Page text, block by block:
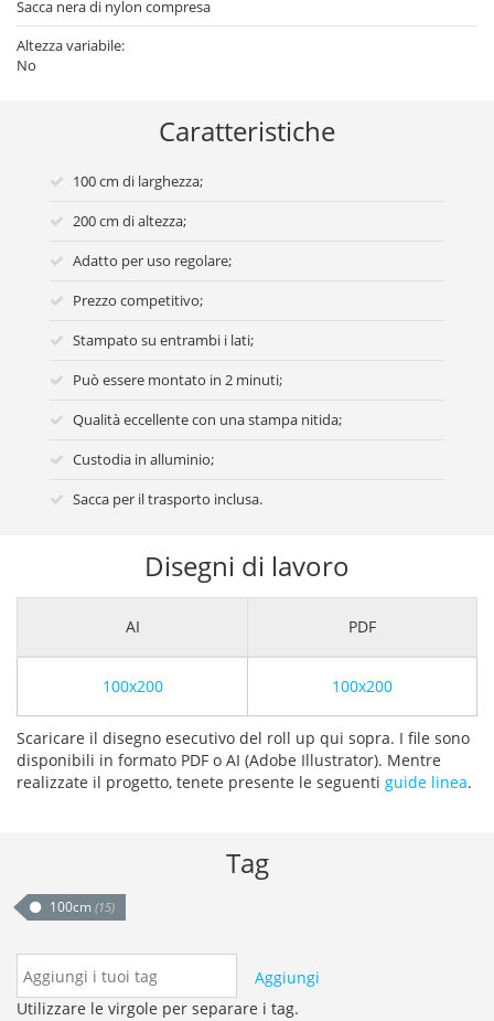
Sacca nera di nylon compresa
Altezza variabile:
No
Caratteristiche
100 cm di larghezza;
200 cm di altezza;
Adatto per uso regolare;
Prezzo competitivo;
Stampato su entrambi i lati;
Può essere montato in 2 minuti;
Qualità eccellente con una stampa nitida;
Custodia in alluminio;
Sacca per il trasporto inclusa.
Disegni di lavoro
AI PDF
100x200 100x200
Scaricare il disegno esecutivo del roll up qui sopra. I file sono
disponibili in formato PDF o AI (Adobe Illustrator). Mentre
realizzate il progetto, tenete presente le seguenti guide linea.
Tag
100cm (15)
Aggiungi
Utilizzare le virgole per separare i tag.